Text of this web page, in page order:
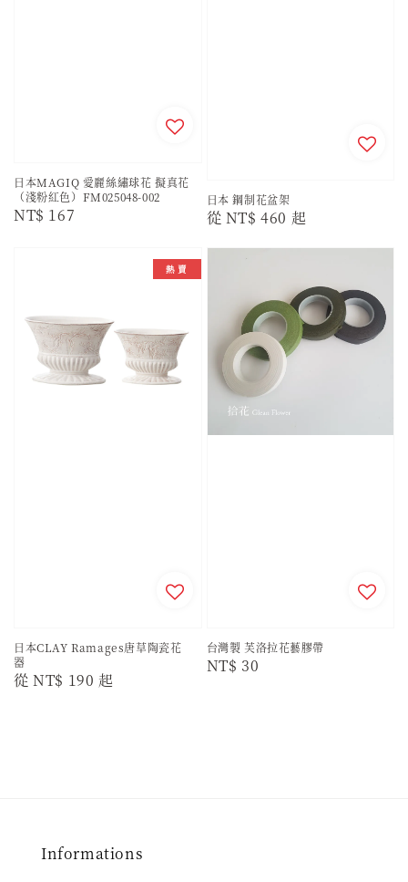
日本MAGIQ 愛麗絲繡球花 擬真花
（淺粉紅色）FM025048-002
Regular
NT$ 167
日本 鋼制花盆架
Regular
從 NT$ 460 起
熱 賣
日本CLAY Ramages唐草陶瓷花
器
Regular
從NT$ 190 起
台灣製 芙洛拉花藝膠帶
Regular
NT$ 30
Informations